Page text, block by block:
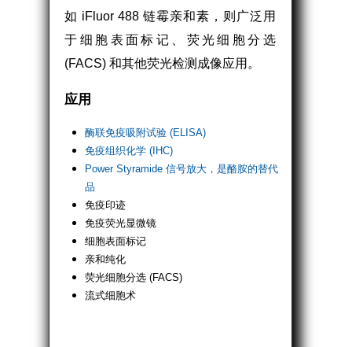
如 iFluor 488 链霉亲和素，则广泛用
于细胞表面标记、荧光细胞分选
(FACS) 和其他荧光检测成像应用。
应用
酶联免疫吸附试验 (ELISA)
免疫组织化学 (IHC)
Power Styramide 信号放大，是酪胺的替代
品
免疫印迹
免疫荧光显微镜
细胞表面标记
亲和纯化
荧光细胞分选 (FACS)
流式细胞术